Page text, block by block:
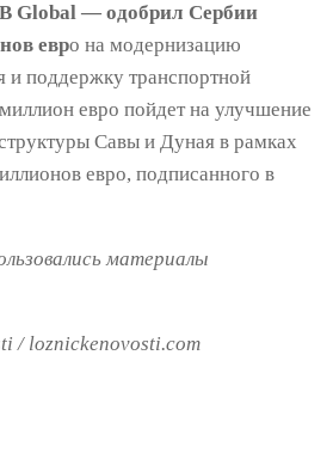
Global — одобрил Сербии
евро на модернизацию
и поддержку транспортной
евро пойдет на улучшение
Савы и Дуная в рамках
евро, подписанного в
материалы
/ loznickenovosti.com